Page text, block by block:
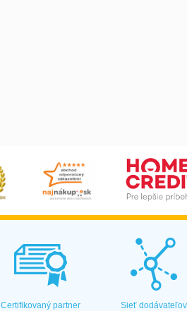
Certifikovaný partner Sieť dodávateľov